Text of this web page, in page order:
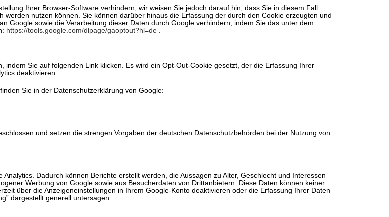
Ihrer Browser-Software verhindern; wir weisen Sie jedoch darauf hin, dass Sie in diesem Fall
nutzen können. Sie können darüber hinaus die Erfassung der durch den Cookie erzeugten und
Google sowie die Verarbeitung dieser Daten durch Google verhindern, indem Sie das unter dem
https://tools.google.com/dlpage/gaoptout?hl=de
Sie auf folgenden Link klicken. Es wird ein Opt-Out-Cookie gesetzt, der die Erfassung Ihrer
deaktivieren.
Sie in der Datenschutzerklärung von Google:
und setzen die strengen Vorgaben der deutschen Datenschutzbehörden bei der Nutzung von
Dadurch können Berichte erstellt werden, die Aussagen zu Alter, Geschlecht und Interessen
Werbung von Google sowie aus Besucherdaten von Drittanbietern. Diese Daten können keiner
über die Anzeigeneinstellungen in Ihrem Google-Konto deaktivieren oder die Erfassung Ihrer Daten
dargestellt generell untersagen.